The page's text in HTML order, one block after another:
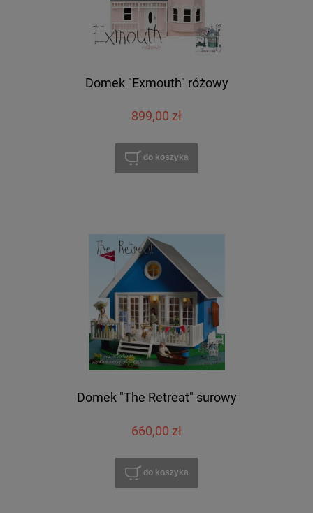
Domek "Exmouth" różowy
899,00 zł
do koszyka
Domek "The Retreat" surowy
660,00 zł
do koszyka